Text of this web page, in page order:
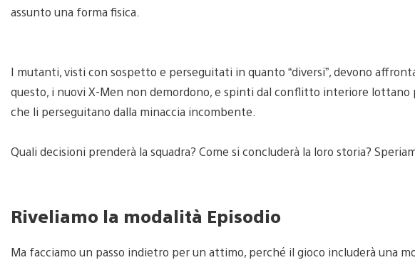
assunto una forma fisica.
I mutanti, visti con sospetto e perseguitati in quanto “diversi”, devono
questo, i nuovi X-Men non demordono, e spinti dal conflitto interiore lottano
che li perseguitano dalla minaccia incombente.
Quali decisioni prenderà la squadra? Come si concluderà la loro storia?
Riveliamo la modalità Episodio
Ma facciamo un passo indietro per un attimo, perché il gioco includerà una